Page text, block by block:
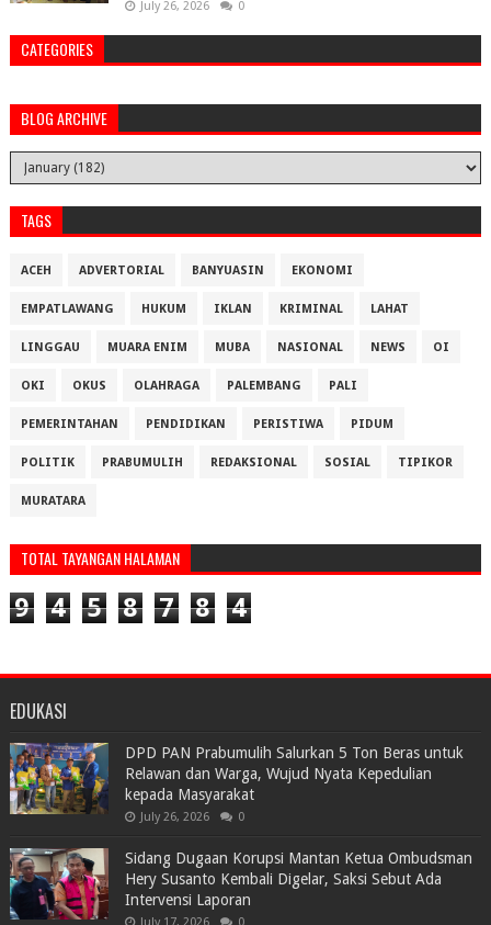
July 26, 2026 0
CATEGORIES
BLOG ARCHIVE
TAGS
ACEH ADVERTORIAL BANYUASIN EKONOMI
EMPATLAWANG HUKUM IKLAN KRIMINAL LAHAT
LINGGAU MUARA ENIM MUBA NASIONAL NEWS OI
OKI OKUS OLAHRAGA PALEMBANG PALI
PEMERINTAHAN PENDIDIKAN PERISTIWA PIDUM
POLITIK PRABUMULIH REDAKSIONAL SOSIAL TIPIKOR
MURATARA
TOTAL TAYANGAN HALAMAN
9 4 5 8 7 8 4
EDUKASI
DPD PAN Prabumulih Salurkan 5 Ton Beras untuk
Relawan dan Warga, Wujud Nyata Kepedulian
kepada Masyarakat
July 26, 2026 0
Sidang Dugaan Korupsi Mantan Ketua Ombudsman
Hery Susanto Kembali Digelar, Saksi Sebut Ada
Intervensi Laporan